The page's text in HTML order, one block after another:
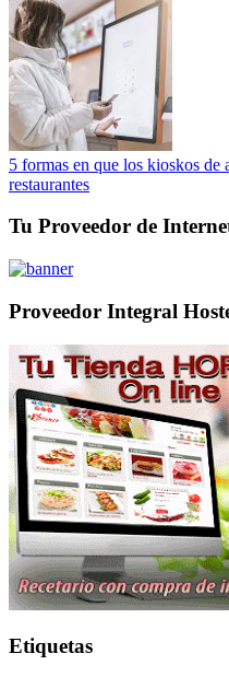
5 formas en que los kioskos de
restaurantes
Tu Proveedor de
Proveedor Integral
Etiquetas